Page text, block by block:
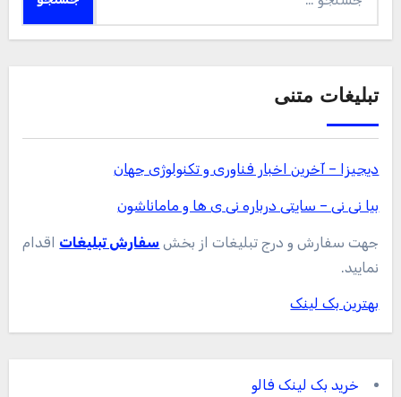
برای:
تبلیغات متنی
دیجیزا – آخرین اخبار فناوری و تکنولوژی جهان
بیا نی نی – سایتی درباره نی ی ها و ماماناشون
جهت سفارش و درج تبلیغات از بخش سفارش تبلیغات اقدام
نمایید.
بهترین بک لینک
خرید بک لینک فالو